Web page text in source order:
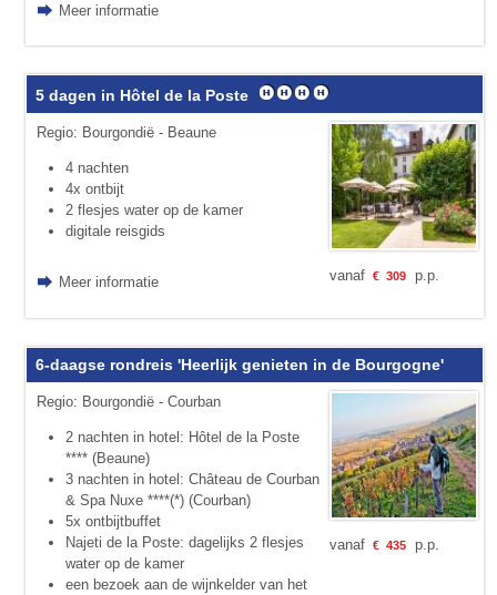
Meer informatie
5 dagen in Hôtel de la Poste
Regio: Bourgondië - Beaune
4 nachten
4x ontbijt
2 flesjes water op de kamer
digitale reisgids
Meer informatie vanaf € 309p.p.
6-daagse rondreis 'Heerlijk genieten in de Bourgogne'
Regio: Bourgondië - Courban
2 nachten in hotel: Hôtel de la Poste
**** (Beaune)
3 nachten in hotel: Château de Courban
& Spa Nuxe ****(*) (Courban)
5x ontbijtbuffet
Najeti de la Poste: dagelijks 2 flesjes
water op de kamer
een bezoek aan de wijnkelder van het
vanaf € 435p.p.